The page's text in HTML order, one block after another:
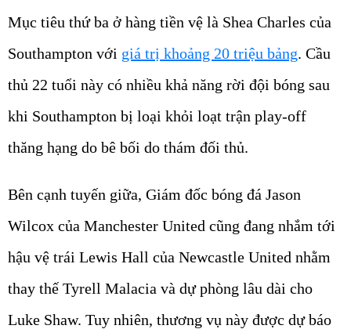
Mục tiêu thứ ba ở hàng tiền vệ là Shea Charles của
Southampton với giá trị khoảng 20 triệu bảng. Cầu
thủ 22 tuổi này có nhiều khả năng rời đội bóng sau
khi Southampton bị loại khỏi loạt trận play-off
thăng hạng do bê bối do thám đối thủ.
Bên cạnh tuyến giữa, Giám đốc bóng đá Jason
Wilcox của Manchester United cũng đang nhắm tới
hậu vệ trái Lewis Hall của Newcastle United nhằm
thay thế Tyrell Malacia và dự phòng lâu dài cho
Luke Shaw. Tuy nhiên, thương vụ này được dự báo